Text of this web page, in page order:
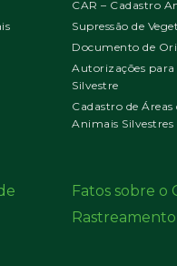
CAR – Cadastro
Supressão de
Documento de
Autorizações para
Silvestre
Cadastro de
Animais Silvestres
Fatos sobre o
Rastreamento